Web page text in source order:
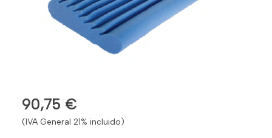
90,75 €
(IVA General 21% incluido)